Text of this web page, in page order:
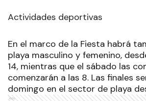
Actividades deportivas
En el marco de la Fiesta habrá
playa masculino y femenino,
14, mientras que el sábado las
comenzarán a las 8. Las finales
domingo en el sector de playa
Ads